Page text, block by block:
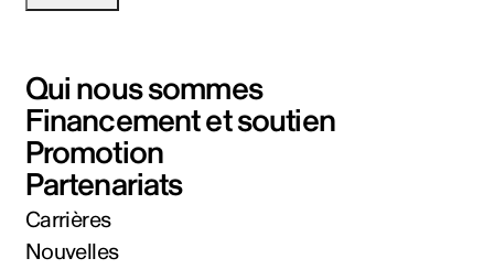
Qui nous sommes
Financement et soutien
Promotion
Partenariats
Carrières
Nouvelles